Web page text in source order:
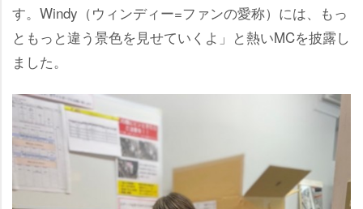
す。Windy（ウィンディー=ファンの愛称）には、もっ
ともっと違う景色を見せていくよ」と熱いMCを披露し
ました。